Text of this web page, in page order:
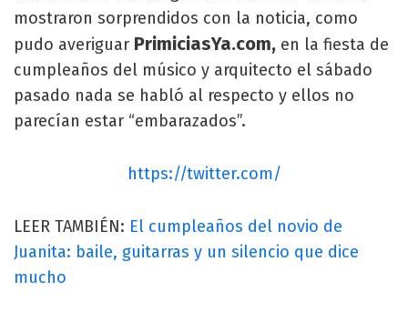
mostraron sorprendidos con la noticia, como
pudo averiguar PrimiciasYa.com, en la fiesta de
cumpleaños del músico y arquitecto el sábado
pasado nada se habló al respecto y ellos no
parecían estar “embarazados”.
https://twitter.com/
LEER TAMBIÉN: El cumpleaños del novio de
Juanita: baile, guitarras y un silencio que dice
mucho